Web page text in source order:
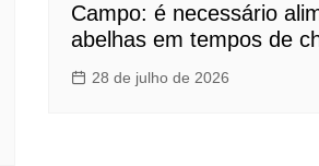
Campo: é necessário
abelhas em tempos de
28 de julho de 2026